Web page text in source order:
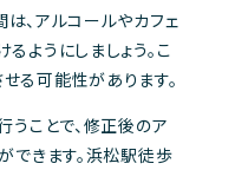
、アルコールやカフェ
ようにしましょう。こ
る可能性があります。
うことで、修正後のア
できます。浜松駅徒歩